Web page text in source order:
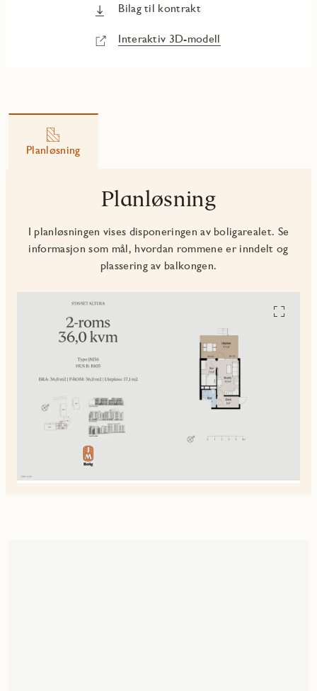
Bilag til kontrakt
Interaktiv 3D-modell
Planløsning
Planløsning
I planløsningen vises disponeringen av boligarealet. Se
informasjon som mål, hvordan rommene er inndelt og
plassering av balkongen.
Se